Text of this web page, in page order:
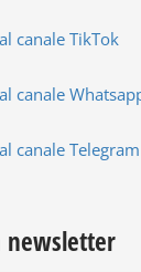
canale TikTok
canale
canale Telegram